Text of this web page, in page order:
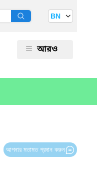
BN
আরও
আপনার মতামত প্রদান করুন